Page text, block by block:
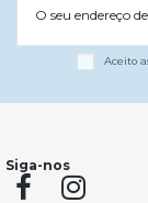
O seu endereço
Aceito
Siga-nos